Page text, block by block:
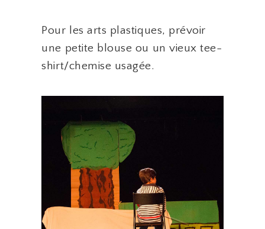
Pour les arts plastiques, prévoir
une petite blouse ou un vieux tee-
shirt/chemise usagée.